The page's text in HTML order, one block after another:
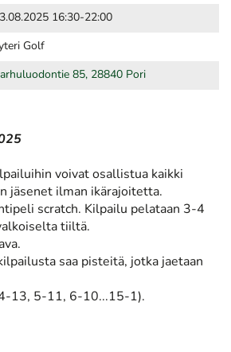
16:30-22:00
Golf
85, 28840 Pori
voivat osallistua kaikki
jäsenet ilman ikärajoitetta.
scratch. Kilpailu pelataan 3-4
tiiltä.
saa pisteitä, jotka jaetaan
13, 5-11, 6-10...15-1).